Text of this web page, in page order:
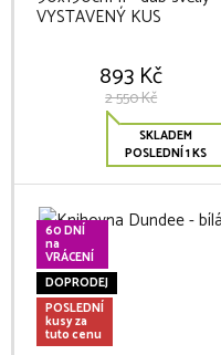
VYSTAVENÝ KUS
893 Kč
2 550 Kč
SKLADEM
POSLEDNÍ 1 KS
60 DNÍ
na
VRÁCENÍ
DOPRODEJ
POSLEDNÍ
kusy za
tuto cenu